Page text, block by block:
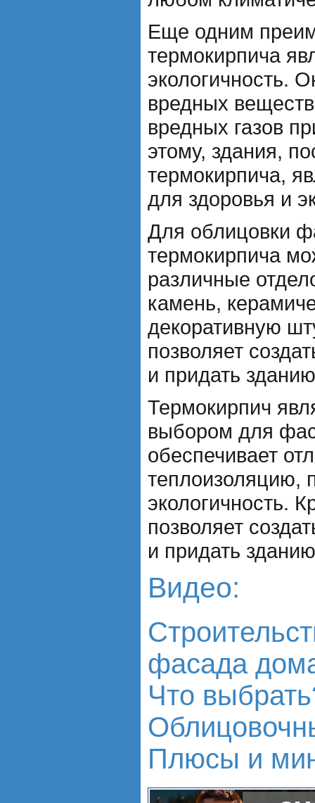
Еще одним
термокирпича
экологичность.
вредных
вредных газов
этому, здания,
термокирпича,
для здоровья и
Для облицовки
термокирпича
различные
камень,
декоративную
позволяет
и придать
Термокирпич
выбором для
обеспечивает
теплоизоляцию,
экологичность.
позволяет
и придать
Видео:
фасада
Что
Плюсы и